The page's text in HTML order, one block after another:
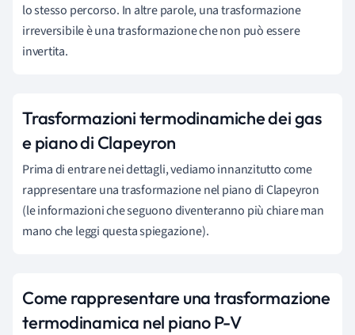
lo stesso percorso. In altre parole, una trasformazione
irreversibile è una trasformazione che non può essere
invertita.
Trasformazioni termodinamiche dei gas
e piano di Clapeyron
Prima di entrare nei dettagli, vediamo innanzitutto come
rappresentare una trasformazione nel piano di Clapeyron
(le informazioni che seguono diventeranno più chiare man
mano che leggi questa spiegazione).
Come rappresentare una trasformazione
termodinamica nel piano P-V